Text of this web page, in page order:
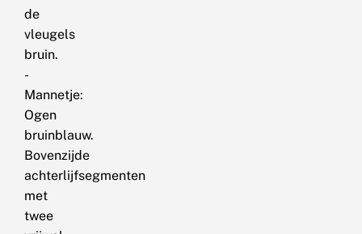
de
vleugels
bruin.
-
Mannetje:
Ogen
bruinblauw.
Bovenzijde
achterlijfsegmenten
met
twee